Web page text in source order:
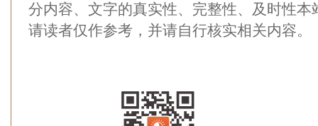
分内容、文字的真实性、完整性、及时性
请读者仅作参考，并请自行核实相关内容。